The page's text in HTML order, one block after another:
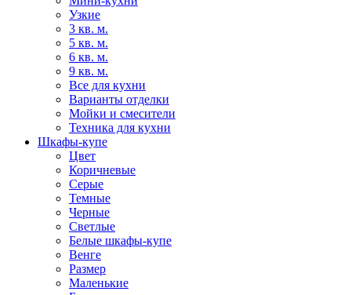
Узкие
3 кв. м.
5 кв. м.
6 кв. м.
9 кв. м.
Все для кухни
Варианты отделки
Мойки и смесители
Техника для кухни
Шкафы-купе
Цвет
Коричневые
Серые
Темные
Черные
Светлые
Белые шкафы-купе
Венге
Размер
Маленькие